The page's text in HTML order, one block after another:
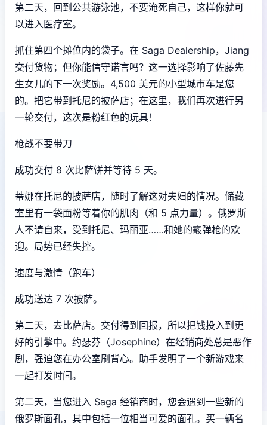
第二天，回到公共游泳池，不要淹死自己，这样你就可
以进入医疗室。
抓住第四个摊位内的袋子。在 Saga Dealership，Jiang
交付货物；但你能信守诺言吗？这一选择影响了佐藤先
生女儿的下一次奖励。4,500 美元的小型城市车是您
的。把它带到托尼的披萨店；在这里，我们再次进行另
一轮交付，这次是粉红色的玩具！
枪战不要带刀
成功交付 8 次比萨饼并等待 5 天。
蒂娜在托尼的披萨店，随时了解这对夫妇的情况。储藏
室里有一袋面粉等着你的肌肉（和 5 点力量）。俄罗斯
人不请自来，受到托尼、玛丽亚……和她的霰弹枪的欢
迎。局势已经失控。
速度与激情（跑车）
成功送达 7 次披萨。
第二天，去比萨店。交付得到回报，所以把钱投入到更
好的引擎中。约瑟芬（Josephine）在经销商处总是恶作
剧，强迫您在办公室刷背心。助手发明了一个新游戏来
一起打发时间。
第二天，当您进入 Saga 经销商时，您会遇到一些新的
俄罗斯面孔，其中包括一位相当可爱的面孔。买一辆名